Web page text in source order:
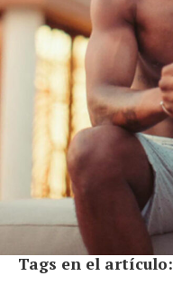
Tags en el artículo: